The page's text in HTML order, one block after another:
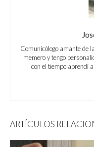
Comunicólogo amante de
memero y tengo
con el tiempo aprendí
ARTÍCULOS